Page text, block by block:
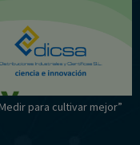
para cultivar mejor”